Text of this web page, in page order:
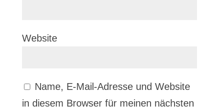
Website
Name, E-Mail-Adresse und Website
in diesem Browser für meinen nächsten